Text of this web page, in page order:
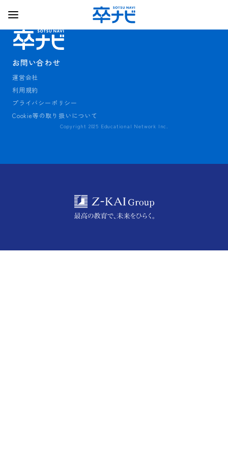
お問い合わせ
運営会社
利用規約
プライバシーポリシー
Cookie等の取り扱いについて
Copyright 2025 Educational Network Inc.